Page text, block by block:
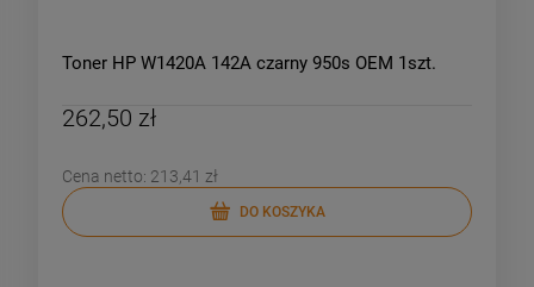
Toner HP W1420A 142A czarny 950s OEM 1szt.
262,50 zł
Cena netto: 213,41 zł
DO KOSZYKA